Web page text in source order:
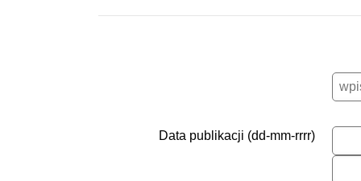
Data publikacji (dd-mm-rrrr)